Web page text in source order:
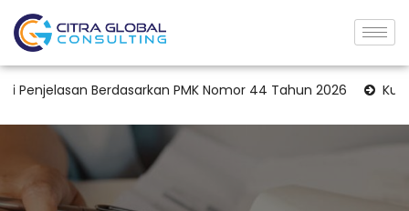
Berdasarkan PMK Nomor 44 Tahun 2026 Kuasa